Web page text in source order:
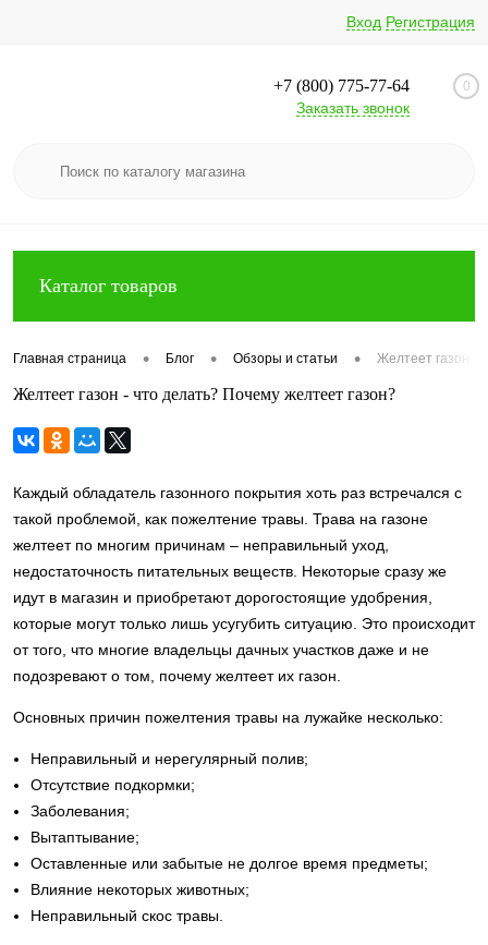
Вход Регистрация
+7 (800) 775-77-64
Заказать звонок
0
Каталог товаров
Главная страница • Блог • Обзоры и статьи • Желтеет газон -
Желтеет газон - что делать? Почему желтеет газон?
Каждый обладатель газонного покрытия хоть раз встречался с
такой проблемой, как пожелтение травы. Трава на газоне
желтеет по многим причинам – неправильный уход,
недостаточность питательных веществ. Некоторые сразу же
идут в магазин и приобретают дорогостоящие удобрения,
которые могут только лишь усугубить ситуацию. Это происходит
от того, что многие владельцы дачных участков даже и не
подозревают о том, почему желтеет их газон.
Основных причин пожелтения травы на лужайке несколько:
Неправильный и нерегулярный полив;
Отсутствие подкормки;
Заболевания;
Вытаптывание;
Оставленные или забытые не долгое время предметы;
Влияние некоторых животных;
Неправильный скос травы.